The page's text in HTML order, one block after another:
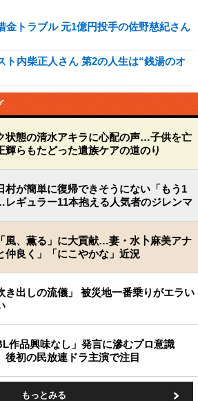
金トラブル 元1億円投手の佐野慈紀さん
ト内柴正人さん 第2の人生は“銭湯のオ
状態の清水アキラに心配の声…子供を亡
輝らもたどった遺族ケアの道のり
村が簡単に復帰できそうにない「もう1
ギュラー11本抱える人気者のジレンマ
風、薫る」に大貢献…妻・水卜麻美アナ
仲良く」「にこやかな」近況
き出しの流儀」 被災地一番乗りがエラい
作品興味なし」発言に滲むプロ意識
後初の民放連ドラ主演で注目
もっとみる